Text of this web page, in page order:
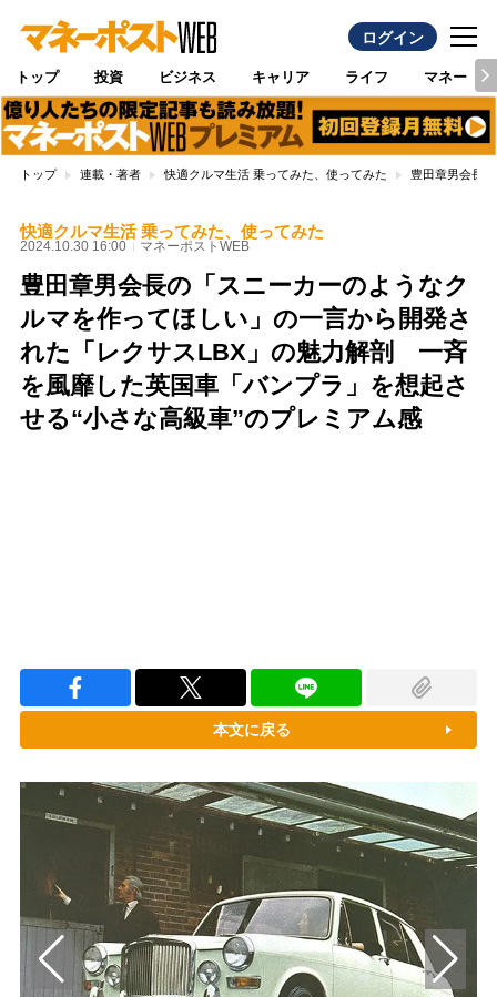
ログイン
トップ 投資 ビジネス キャリア ライフ マネー
トップ 連載・著者 快適クルマ生活 乗ってみた、使ってみた 豊田章男会長
快適クルマ生活 乗ってみた、使ってみた
2024.10.30 16:00 マネーポストWEB
豊田章男会長の「スニーカーのようなク
ルマを作ってほしい」の一言から開発さ
れた「レクサスLBX」の魅力解剖 一斉
を風靡した英国車「バンプラ」を想起さ
せる“小さな高級車”のプレミアム感
本文に戻る